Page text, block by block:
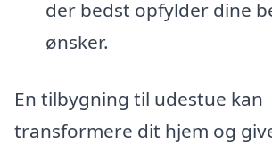
der bedst opfylder dine
ønsker.
En tilbygning til udestue kan
transformere dit hjem og